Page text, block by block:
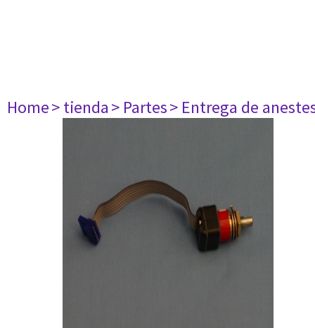
Home> tienda> Partes> Entrega de